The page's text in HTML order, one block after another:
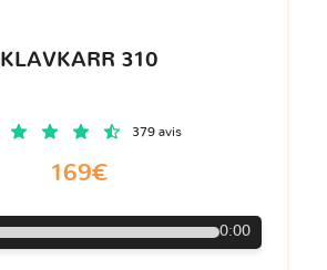
KLAVKARR 310
379 avis
169€
0:00